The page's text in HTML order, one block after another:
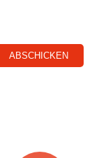
ABSCHICKEN